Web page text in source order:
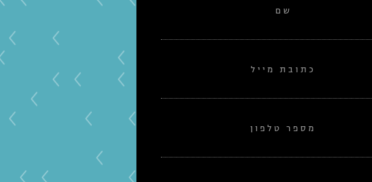
שם
כתובת מייל
מספר טלפון